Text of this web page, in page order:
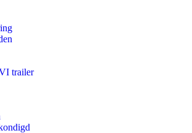
trailer